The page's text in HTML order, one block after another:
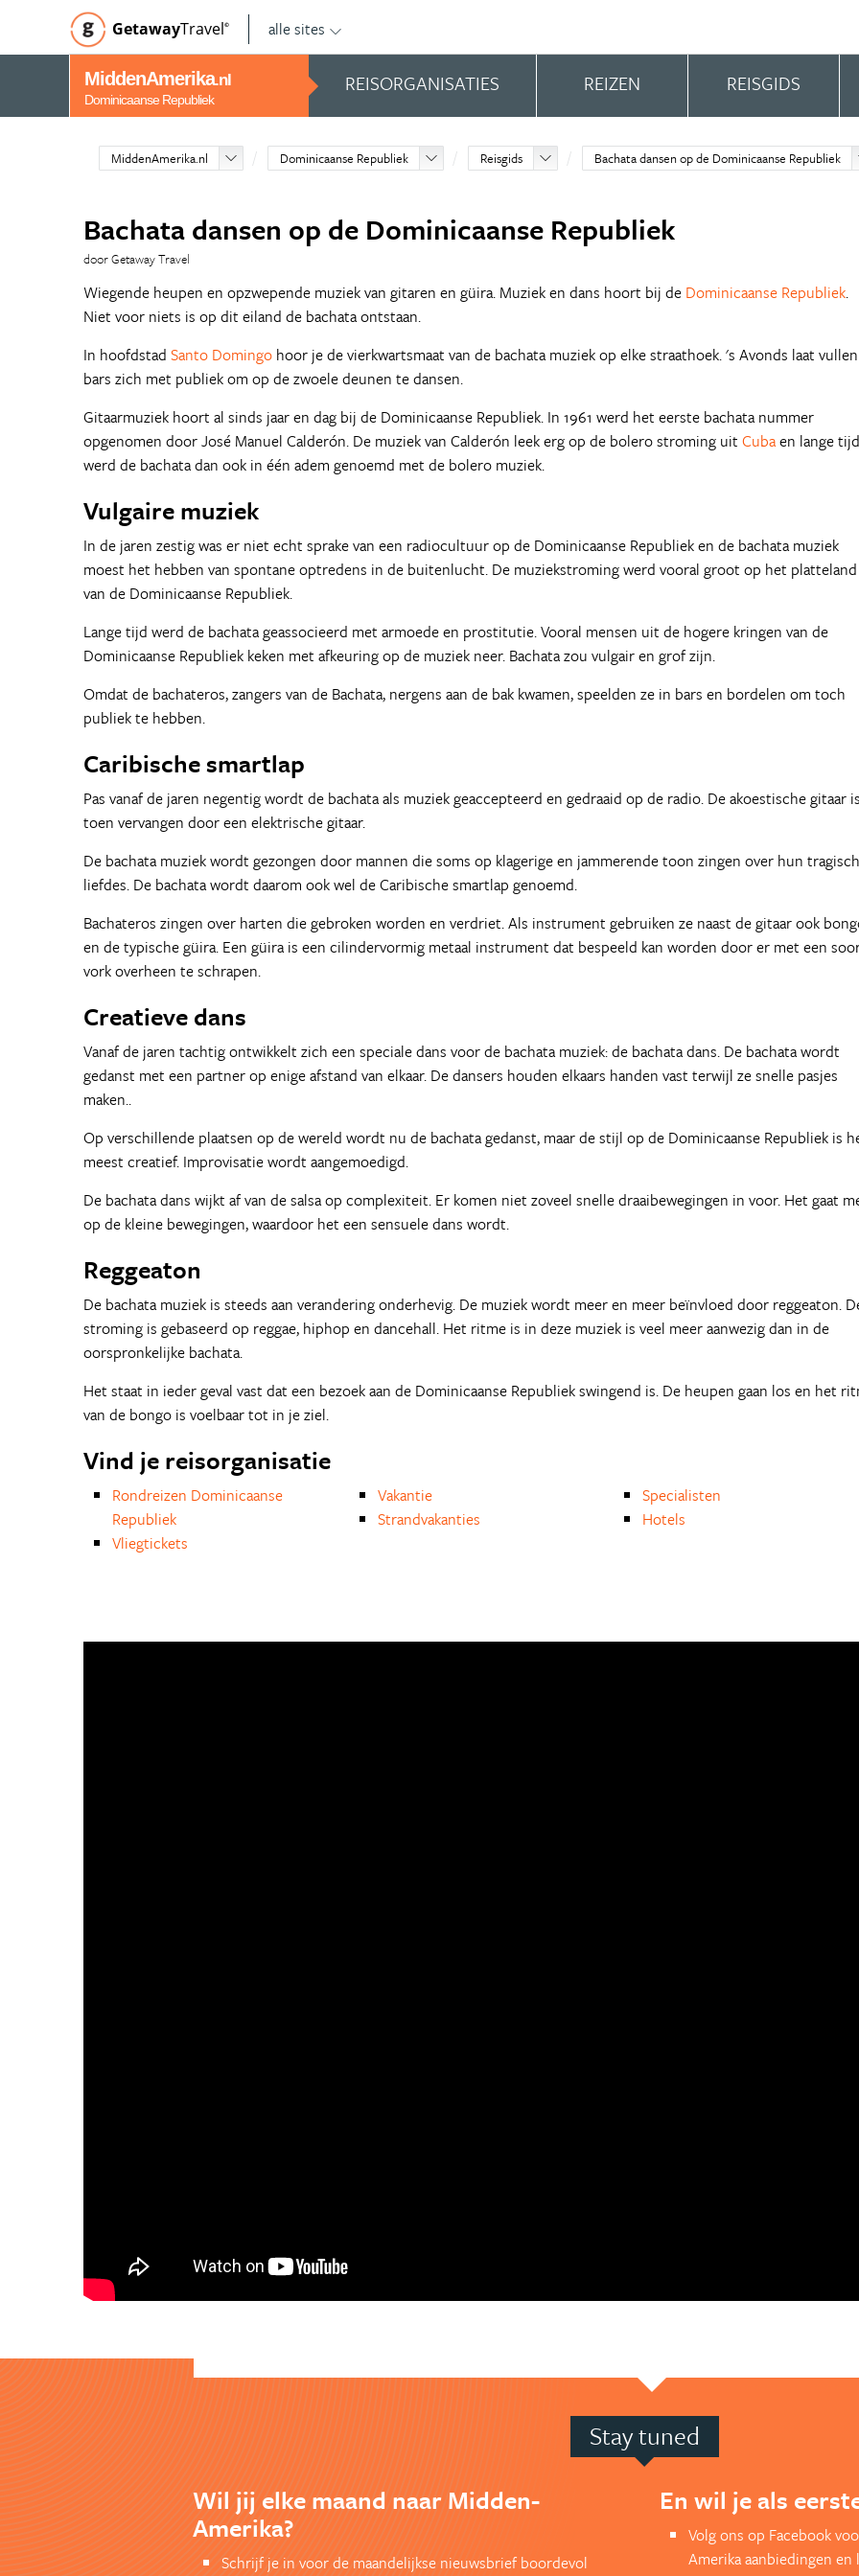
GetawayTravel© alle sites
MiddenAmerika.nl
Dominicaanse Republiek
REISORGANISATIES REIZEN REISGIDS
MiddenAmerika.nl Dominicaanse Republiek Reisgids Bachata dansen op de Dominicaanse Republiek
Bachata dansen op de Dominicaanse Republiek
door Getaway Travel
Wiegende heupen en opzwepende muziek van gitaren en güira. Muziek en dans hoort bij de Dominicaanse Republiek.
Niet voor niets is op dit eiland de bachata ontstaan.
In hoofdstad Santo Domingo hoor je de vierkwartsmaat van de bachata muziek op elke straathoek. 's Avonds laat
bars zich met publiek om op de zwoele deunen te dansen.
Gitaarmuziek hoort al sinds jaar en dag bij de Dominicaanse Republiek. In 1961 werd het eerste bachata nummer
opgenomen door José Manuel Calderón. De muziek van Calderón leek erg op de bolero stroming uit Cubaen lange tijd
werd de bachata dan ook in één adem genoemd met de bolero muziek.
Vulgaire muziek
In de jaren zestig was er niet echt sprake van een radiocultuur op de Dominicaanse Republiek en de bachata muziek
moest het hebben van spontane optredens in de buitenlucht. De muziekstroming werd vooral groot op het platteland
van de Dominicaanse Republiek.
Lange tijd werd de bachata geassocieerd met armoede en prostitutie. Vooral mensen uit de hogere kringen van de
Dominicaanse Republiek keken met afkeuring op de muziek neer. Bachata zou vulgair en grof zijn.
Omdat de bachateros, zangers van de Bachata, nergens aan de bak kwamen, speelden ze in bars en bordelen om toch
publiek te hebben.
Caribische smartlap
Pas vanaf de jaren negentig wordt de bachata als muziek geaccepteerd en gedraaid op de radio. De akoestische gitaar is
toen vervangen door een elektrische gitaar.
De bachata muziek wordt gezongen door mannen die soms op klagerige en jammerende toon zingen over hun
liefdes. De bachata wordt daarom ook wel de Caribische smartlap genoemd.
Bachateros zingen over harten die gebroken worden en verdriet. Als instrument gebruiken ze naast de gitaar ook
en de typische güira. Een güira is een cilindervormig metaal instrument dat bespeeld kan worden door er met een
vork overheen te schrapen.
Creatieve dans
Vanaf de jaren tachtig ontwikkelt zich een speciale dans voor de bachata muziek: de bachata dans. De bachata wordt
gedanst met een partner op enige afstand van elkaar. De dansers houden elkaars handen vast terwijl ze snelle pasjes
maken..
Op verschillende plaatsen op de wereld wordt nu de bachata gedanst, maar de stijl op de Dominicaanse Republiek is
meest creatief. Improvisatie wordt aangemoedigd.
De bachata dans wijkt af van de salsa op complexiteit. Er komen niet zoveel snelle draaibewegingen in voor. Het gaat
op de kleine bewegingen, waardoor het een sensuele dans wordt.
Reggeaton
De bachata muziek is steeds aan verandering onderhevig. De muziek wordt meer en meer beïnvloed door reggeaton.
stroming is gebaseerd op reggae, hiphop en dancehall. Het ritme is in deze muziek is veel meer aanwezig dan in de
oorspronkelijke bachata.
Het staat in ieder geval vast dat een bezoek aan de Dominicaanse Republiek swingend is. De heupen gaan los en het
van de bongo is voelbaar tot in je ziel.
Vind je reisorganisatie
Rondreizen Dominicaanse
Republiek
Vliegtickets
Vakantie
Strandvakanties
Specialisten
Hotels
Stay tuned
Wil jij elke maand naar Midden-
Amerika?
Schrijf je in voor de maandelijkse nieuwsbrief boordevol
En wil je als
Volg ons op Facebook
Amerika aanbiedingen